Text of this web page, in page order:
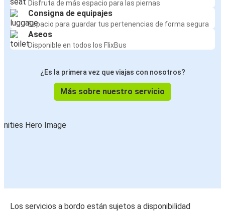
Disfruta de más espacio para las piernas
Consigna de equipajes
Espacio para guardar tus pertenencias de forma segura
Aseos
Disponible en todos los FlixBus
¿Es la primera vez que viajas con nosotros?
Más sobre nuestro servicio
Los servicios a bordo están sujetos a disponibilidad